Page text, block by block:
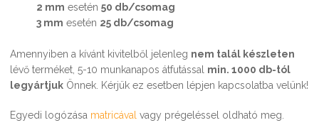
2 mm esetén 50 db/csomag
3 mm esetén 25 db/csomag
Amennyiben a kívánt kivitelből jelenleg nem talál készleten
lévő terméket, 5-10 munkanapos átfutással min. 1000 db-tól
legyártjuk Önnek. Kérjük ez esetben lépjen kapcsolatba velünk!
Egyedi logózása matricával vagy prégeléssel oldható meg.